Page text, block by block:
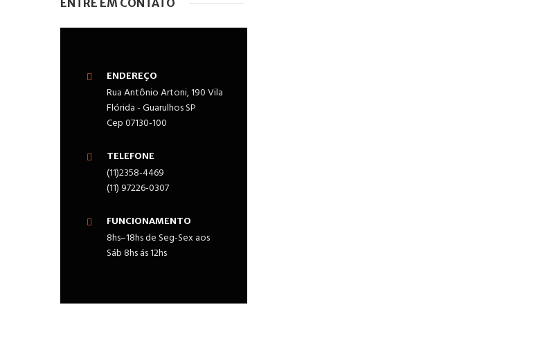
ENTRE EM CONTATO
ENDEREÇO
Rua Antônio Artoni, 190 Vila
Flórida - Guarulhos SP
Cep 07130-100
TELEFONE
(11)2358-4469
(11) 97226-0307
FUNCIONAMENTO
8hs–18hs de Seg-Sex aos
Sáb 8hs ás 12hs